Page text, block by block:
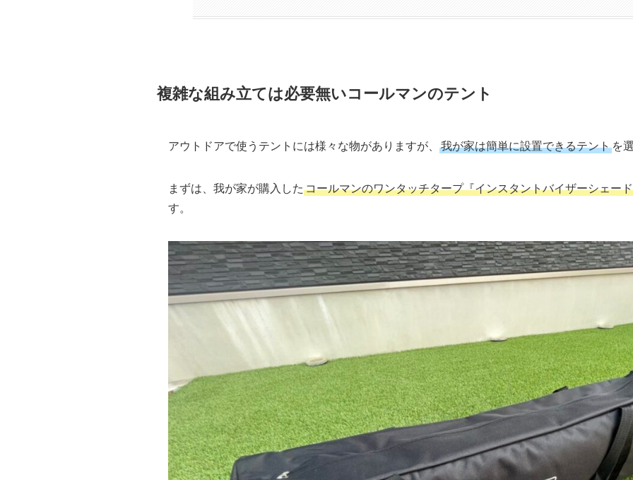
複雑な組み立ては必要無いコールマンのテント
アウトドアで使うテントには様々な物がありますが、 我が家は簡単に設置できるテント を
まずは、我が家が購入した コールマンのワンタッチタープ『インスタントバイザーシェー
す。